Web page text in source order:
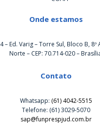
Onde estamos
– Ed. Varig – Torre Sul, Bloco B, 8º
Norte – CEP: 70.714-020 –
Contato
Whatsapp: (61) 4042-5515
Telefone: (61) 3029-5070
sap@funprespjud.com.br